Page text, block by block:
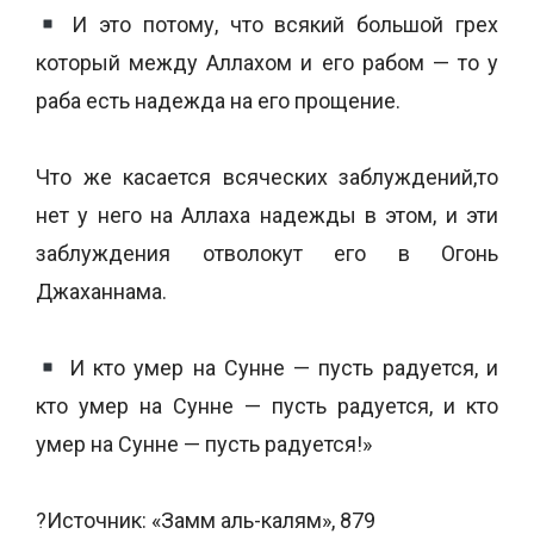
И это потому, что всякий большой грех
который между Аллахом и его рабом — то у
раба есть надежда на его прощение.
Что же касается всяческих заблуждений,то
нет у него на Аллаха надежды в этом, и эти
заблуждения отволокут его в Огонь
Джаханнама.
И кто умер на Сунне — пусть радуется, и
кто умер на Сунне — пусть радуется, и кто
умер на Сунне — пусть радуется!»
?Источник: «Замм аль-калям», 879